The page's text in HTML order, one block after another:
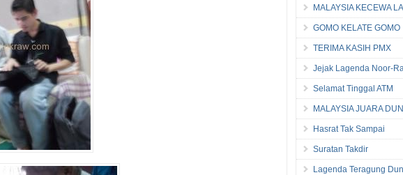
MALAYSIA KECEWA
GOMO KELATE GOMO
TERIMA KASIH PMX
Jejak Lagenda Noor-
Selamat Tinggal ATM
MALAYSIA JUARA
Hasrat Tak Sampai
Suratan Takdir
Lagenda Teragung